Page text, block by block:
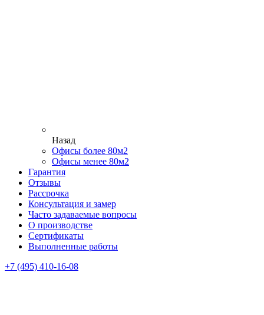
Назад
Офисы более 80м2
Офисы менее 80м2
Гарантия
Отзывы
Рассрочка
Консультация и замер
Часто задаваемые вопросы
О производстве
Сертификаты
Выполненные работы
+7 (495) 410-16-08